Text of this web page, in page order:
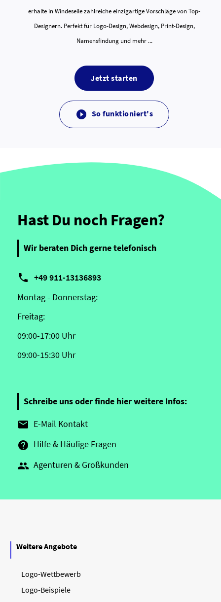
erhalte in Windeseile zahlreiche einzigartige Vorschläge von Top-
Designern. Perfekt für Logo-Design, Webdesign, Print-Design,
Namensfindung und mehr ...
Jetzt starten
 So funktioniert's
Hast Du noch Fragen?
Wir beraten Dich gerne telefonisch
 +49 911-13136893
Montag - Donnerstag:
Freitag:
09:00-17:00 Uhr
09:00-15:30 Uhr
Schreibe uns oder finde hier weitere Infos:
 E-Mail Kontakt
 Hilfe & Häufige Fragen
 Agenturen & Großkunden
Weitere Angebote
Logo-Wettbewerb
Logo-Beispiele